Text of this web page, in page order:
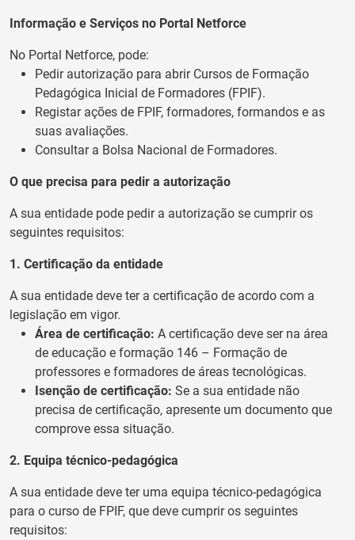
Informação e Serviços no Portal Netforce
No Portal Netforce, pode:
Pedir autorização para abrir Cursos de Formação
Pedagógica Inicial de Formadores (FPIF).
Registar ações de FPIF, formadores, formandos e as
suas avaliações.
Consultar a Bolsa Nacional de Formadores.
O que precisa para pedir a autorização
A sua entidade pode pedir a autorização se cumprir os
seguintes requisitos:
1. Certificação da entidade
A sua entidade deve ter a certificação de acordo com a
legislação em vigor.
Área de certificação: A certificação deve ser na área
de educação e formação 146 – Formação de
professores e formadores de áreas tecnológicas.
Isenção de certificação: Se a sua entidade não
precisa de certificação, apresente um documento que
comprove essa situação.
2. Equipa técnico-pedagógica
A sua entidade deve ter uma equipa técnico-pedagógica
para o curso de FPIF, que deve cumprir os seguintes
requisitos: